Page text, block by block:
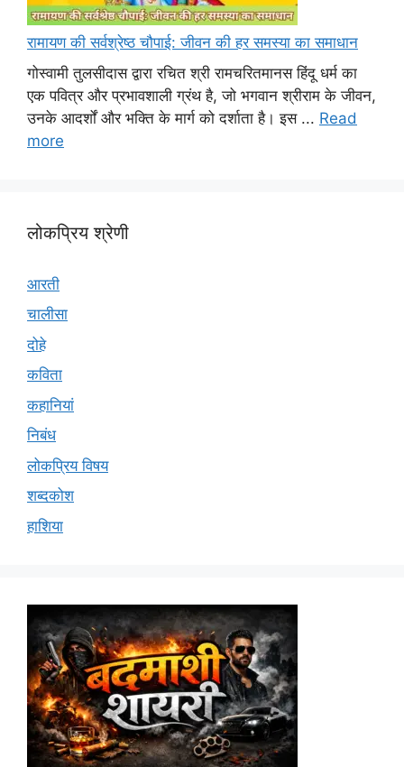
रामायण की सर्वश्रेष्ठ चौपाई: जीवन की हर समस्या का समाधान
गोस्वामी तुलसीदास द्वारा रचित श्री रामचरितमानस हिंदू धर्म का
एक पवित्र और प्रभावशाली ग्रंथ है, जो भगवान श्रीराम के जीवन,
उनके आदर्शों और भक्ति के मार्ग को दर्शाता है। इस ... Read
more
लोकप्रिय श्रेणी
आरती
चालीसा
दोहे
कविता
कहानियां
निबंध
लोकप्रिय विषय
शब्दकोश
हाशिया